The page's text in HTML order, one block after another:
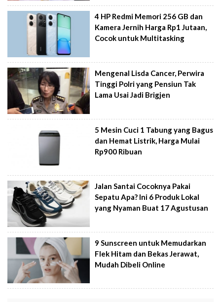
4 HP Redmi Memori 256 GB dan
Kamera Jernih Harga Rp1 Jutaan,
Cocok untuk Multitasking
Mengenal Lisda Cancer, Perwira
Tinggi Polri yang Pensiun Tak
Lama Usai Jadi Brigjen
5 Mesin Cuci 1 Tabung yang Bagus
dan Hemat Listrik, Harga Mulai
Rp900 Ribuan
Jalan Santai Cocoknya Pakai
Sepatu Apa? Ini 6 Produk Lokal
yang Nyaman Buat 17 Agustusan
9 Sunscreen untuk Memudarkan
Flek Hitam dan Bekas Jerawat,
Mudah Dibeli Online